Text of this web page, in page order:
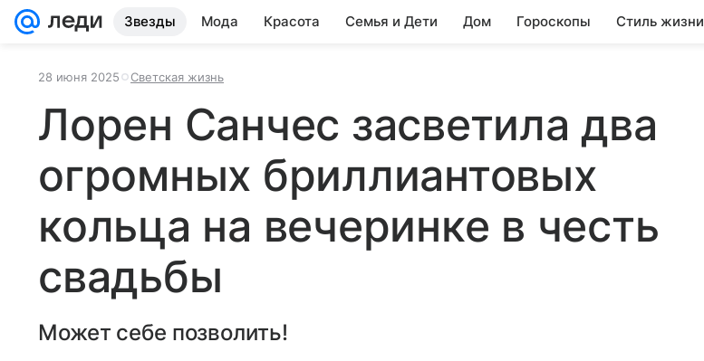
Звезды Мода Красота Семья и Дети Дом Гороскопы Стиль жизни
28 июня 2025 Светская жизнь
Лорен Санчес засветила два
огромных бриллиантовых
кольца на вечеринке в честь
свадьбы
Может себе позволить!